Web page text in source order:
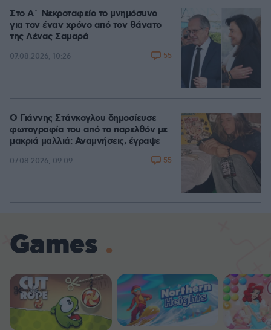
Στο Α΄ Νεκροταφείο το μνημόσυνο
για τον έναν χρόνο από τον θάνατο
της Λένας Σαμαρά
07.08.2026, 10:26 55
Ο Γιάννης Στάνκογλου δημοσίευσε
φωτογραφία του από το παρελθόν με
μακριά μαλλιά: Αναμνήσεις, έγραψε
07.08.2026, 09:09 55
Games